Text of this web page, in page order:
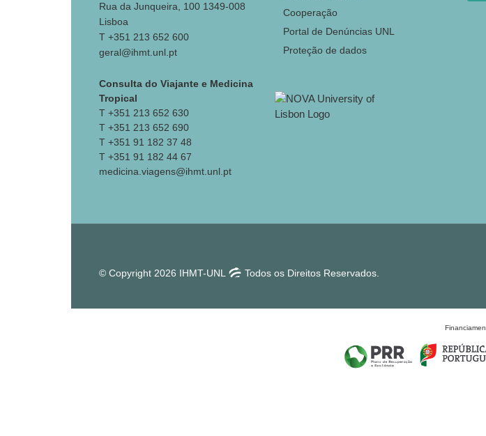
Rua da Junqueira, 100 1349-008
Lisboa
T +351 213 652 600
geral@ihmt.unl.pt
Consulta do Viajante e Medicina
Tropical
T +351 213 652 630
T +351 213 652 690
T +351 91 182 37 48
T +351 91 182 44 67
medicina.viagens@ihmt.unl.pt
Cooperação
Portal de Denúncias UNL
Proteção de dados
© Copyright 2026 IHMT-UNL Todos os Direitos Reservados.